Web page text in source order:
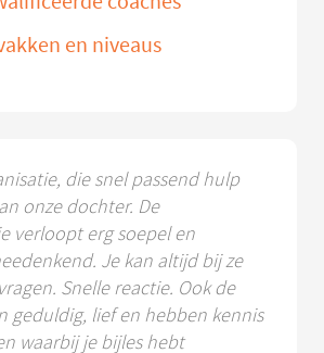
en niveaus
die snel passend hulp
onze dochter. De
verloopt erg soepel en
Je kan altijd bij ze
Snelle reactie. Ook de
geduldig, lief en hebben kennis
waarbij je bijles hebt